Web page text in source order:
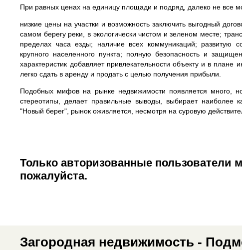
При равных ценах на единицу площади и подряд, далеко не все
низкие цены на участки и возможность заключить выгодный
самом берегу реки, в экологически чистом и зеленом месте;
пределах часа езды; наличие всех коммуникаций; развитую
крупного населенного пункта; полную безопасность и
характеристик добавляет привлекательности объекту и в
легко сдать в аренду и продать с целью получения прибыли.
Подобных мифов на рынке недвижимости появляется много,
стереотипы, делает правильные выводы, выбирает наиболее
"Новый берег", рынок оживляется, несмотря на суровую
Только авторизованные пользователи
пожалуйста.
Загородная недвижимость -